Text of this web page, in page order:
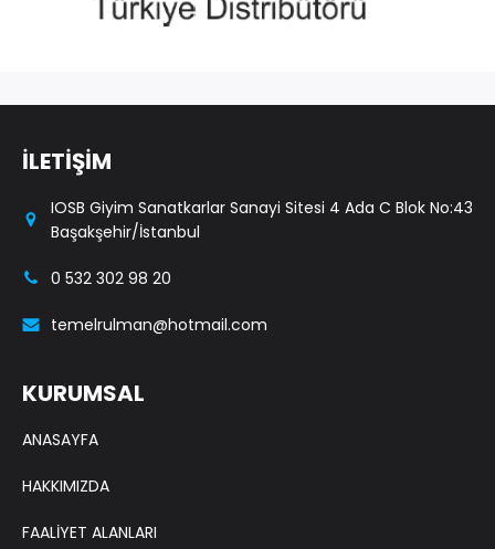
İLETİŞİM
IOSB Giyim Sanatkarlar Sanayi Sitesi 4 Ada C Blok No:43
Başakşehir/İstanbul
0 532 302 98 20
temelrulman@hotmail.com
KURUMSAL
ANASAYFA
HAKKIMIZDA
FAALİYET ALANLARI